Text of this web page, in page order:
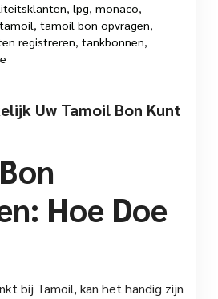
, lpg, monaco,
tamoil, tamoil bon opvragen,
registreren, tankbonnen,
Uw Tamoil Bon Kunt
Hoe Doe
bij Tamoil, kan het handig zijn